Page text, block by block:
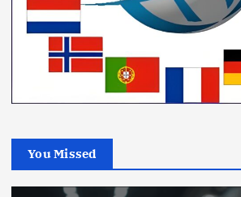
You Missed